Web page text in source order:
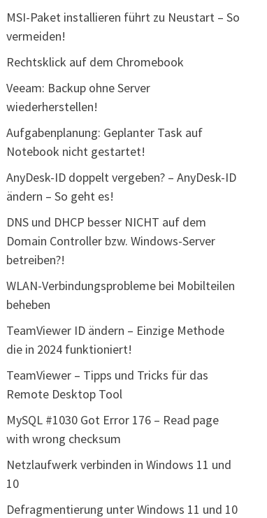
MSI-Paket installieren führt zu Neustart – So
vermeiden!
Rechtsklick auf dem Chromebook
Veeam: Backup ohne Server
wiederherstellen!
Aufgabenplanung: Geplanter Task auf
Notebook nicht gestartet!
AnyDesk-ID doppelt vergeben? – AnyDesk-ID
ändern – So geht es!
DNS und DHCP besser NICHT auf dem
Domain Controller bzw. Windows-Server
betreiben?!
WLAN-Verbindungsprobleme bei Mobilteilen
beheben
TeamViewer ID ändern – Einzige Methode
die in 2024 funktioniert!
TeamViewer – Tipps und Tricks für das
Remote Desktop Tool
MySQL #1030 Got Error 176 – Read page
with wrong checksum
Netzlaufwerk verbinden in Windows 11 und
10
Defragmentierung unter Windows 11 und 10